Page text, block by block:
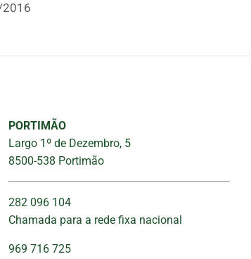
2016
PORTIMÃO
Largo 1º de Dezembro, 5
8500-538 Portimão
282 096 104
Chamada para a rede fixa nacional
969 716 725